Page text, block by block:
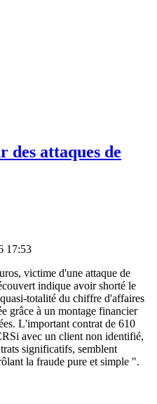
des attaques de
17:53
victime d'une attaque de
indique avoir shorté le
totalité du chiffre d'affaires
grâce à un montage financier
L'important contrat de 610
avec un client non identifié,
significatifs, semblent
la fraude pure et simple ".